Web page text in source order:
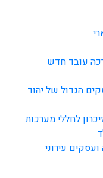
עובד חדש
הגדול של יהוד
לחללי מערכות
עירוני